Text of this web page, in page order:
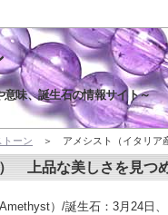
味、誕生石の情報サイト～
トーン ＞ アメシスト（イタリア
上品な美しさを見つ
）/誕生石：3月24日、